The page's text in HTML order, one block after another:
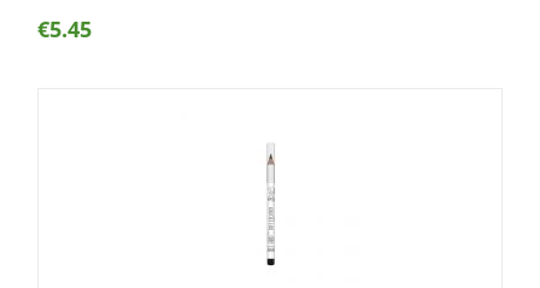
€5.45